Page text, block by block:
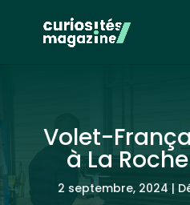
Volet-
à La
2 septembre, 2024 |